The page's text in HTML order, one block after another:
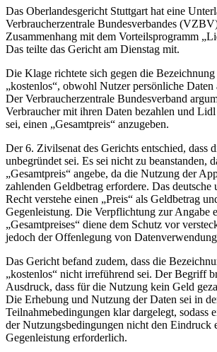
Das Oberlandesgericht Stuttgart hat eine
Verbraucherzentrale Bundesverbandes
Zusammenhang mit dem Vorteilsprogramm
Das teilte das Gericht am Dienstag mit.
Die Klage richtete sich gegen die
„kostenlos“, obwohl Nutzer persönliche Daten
Der Verbraucherzentrale Bundesverband
Verbraucher mit ihren Daten bezahlen und
sei, einen „Gesamtpreis“ anzugeben.
Der 6. Zivilsenat des Gerichts entschied, dass
unbegründet sei. Es sei nicht zu beanstanden,
„Gesamtpreis“ angebe, da die Nutzung der
zahlenden Geldbetrag erfordere. Das deutsche
Recht verstehe einen „Preis“ als Geldbetrag
Gegenleistung. Die Verpflichtung zur Angabe
„Gesamtpreises“ diene dem Schutz vor
jedoch der Offenlegung von
Das Gericht befand zudem, dass die
„kostenlos“ nicht irreführend sei. Der Begriff
Ausdruck, dass für die Nutzung kein Geld
Die Erhebung und Nutzung der Daten sei in
Teilnahmebedingungen klar dargelegt, sodass
der Nutzungsbedingungen nicht den Eindruck
Gegenleistung erforderlich.